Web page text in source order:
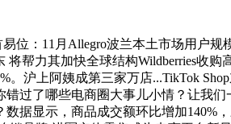
：11月Allegro波兰本土市场用户规
将帮力其加快全球结构Wildberries收
。沪上阿姨成第三家万店...TikTok
错过了哪些电商圈大事儿小情？让我
数据显示，商品成交额环比增加140%